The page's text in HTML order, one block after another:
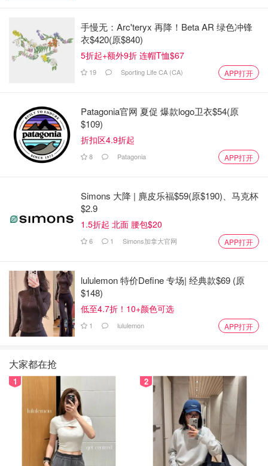
手慢无：Arc'teryx 再降！Beta AR 绿色冲锋
衣$420(原$840)
5折起+额外9折 连帽T恤$67
19 Sporting Life CA (CA) APP打开
Patagonia官网 夏促 爆款logo卫衣$54(原
$109)
折扣区4.9折起
8 Patagonia APP打开
Simons 大降 | 麂皮乐福$59(原$190)、马克杯
$2.9
1.5折起 北面 腰包$20
6 1 Simons加拿大官网 APP打开
lululemon 特价Define 专场| 经典款$69 (原
$148)
低至4.7折！10+颜色可选
1 lululemon APP打开
大家都在抢
1 2